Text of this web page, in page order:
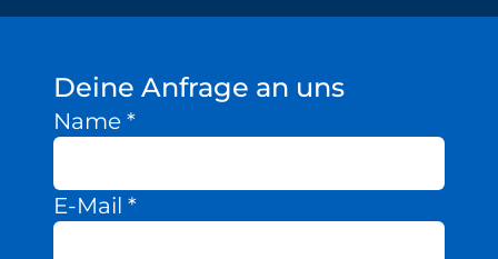
Deine Anfrage an uns
Name *
E-Mail *